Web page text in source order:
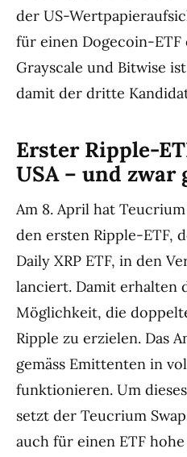
der US-
für einen Dogecoin-
Grayscale und Bitwise
damit der dritte
Erster Ripple-
USA – und zwar
Am 8. April hat
den ersten Ripple-ETF,
Daily XRP ETF, in den
lanciert. Damit erhalten
Möglichkeit, die
Ripple zu erzielen. Das
gemäss Emittenten in
funktionieren. Um
setzt der Teucrium
auch für einen ETF